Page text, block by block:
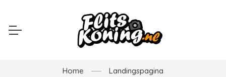
Home Landingspagina